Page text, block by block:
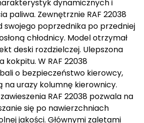
dynamicznych i
paliwa. Zewnętrznie RAF 22038
swojego poprzednika po przedniej
chłodnicy. Model otrzymał
deski rozdzielczej. Ulepszona
kokpitu. W RAF 22038
o bezpieczeństwo kierowcy,
urazy kolumnę kierownicy.
RAF 22038 pozwala na
się po nawierzchniach
jakości. Głównymi zaletami